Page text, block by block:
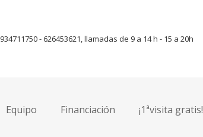
934711750 - 626453621, llamadas de 9 a 14 h - 15 a 20h
Equipo Financiación ¡1ªvisita gratis!